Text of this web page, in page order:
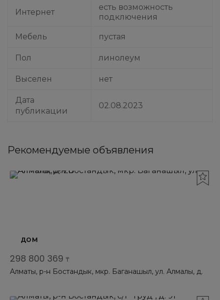
Интернет
есть возможность
подключения
Мебель пустая
Пол линолеум
Выселен нет
Дата
публикации
02.08.2023
Рекомендуемые объявления
ДОМ
298 800 369 ₸
Алматы, р-н Бостандык, мкр. Баганашыл, ул. Алмалы, д.